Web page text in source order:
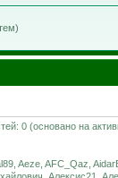
0 (основано на
Aeze, AFC_Qaz,
Алексис21,